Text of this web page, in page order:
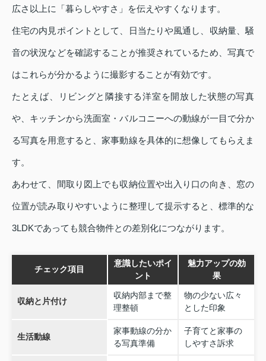
広さ以上に「暮らしやすさ」を伝えやすくなります。
住宅の内見ポイントとして、日当たりや風通し、収納量、騒
音の状況などを確認することが推奨されているため、写真で
はこれらが分かるように撮影することが有効です。
たとえば、リビングと隣接する洋室を開放した状態の写真
や、キッチンから洗面室・バルコニーへの動線が一目で分か
る写真を用意すると、家事動線を具体的に想像してもらえま
す。
あわせて、間取り図上でも収納位置や出入り口の向き、窓の
位置が読み取りやすいように整理して提示すると、標準的な
3LDKであっても競合物件との差別化につながります。
チェック項目
意識したいポイ
ント
魅力アップの効
果
収納と片付け
収納内部まで整
理整頓
物の少ない広々
とした印象
生活動線
家事動線の分か
る写真準備
子育てと家事の
しやすさ訴求